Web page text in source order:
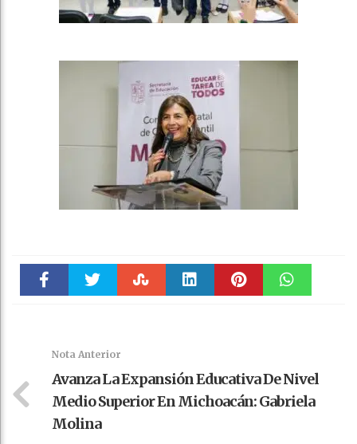
Nota Anterior
Avanza La Expansión Educativa De Nivel
Medio Superior En Michoacán: Gabriela
Molina